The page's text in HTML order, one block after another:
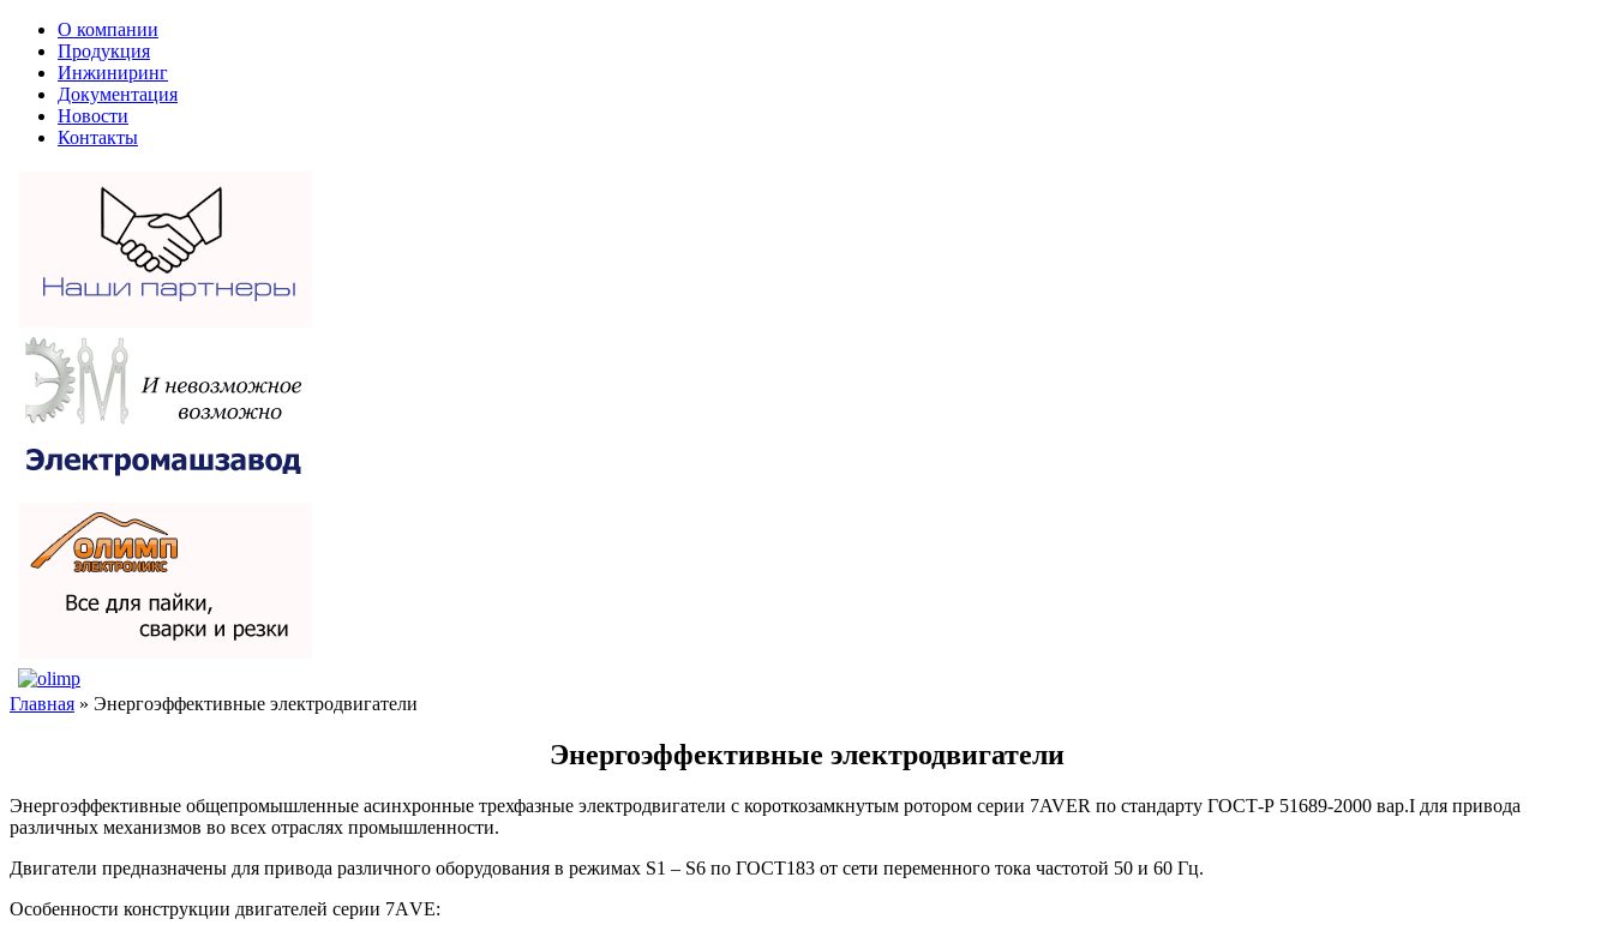
О компании
Продукция
Инжиниринг
Документация
Новости
Контакты
Главная » Энергоэффективные электродвигатели
Энергоэффективные электродвигатели
Энергоэффективные общепромышленные асинхронные трехфазные электродвигатели с короткозамкнутым ротором серии 7AVER по стандарту ГОСТ-Р 51689-2000 вар.I для привода
различных механизмов во всех отраслях промышленности.
Двигатели предназначены для привода различного оборудования в режимах S1 – S6 по ГОСТ183 от сети переменного тока частотой 50 и 60 Гц.
Особенности конструкции двигателей серии 7АVE: